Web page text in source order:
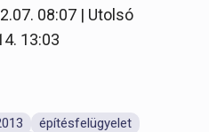
08:07 | Utolsó
13:03
építésfelügyelet